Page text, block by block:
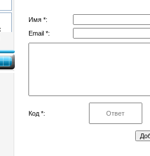
Имя *:
Email *:
Код *: